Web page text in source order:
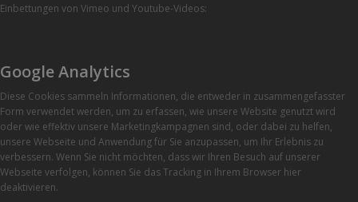
Einbettungen von Vimeo und Youtube-Videos:
Google Analytics
Diese Cookies sammeln Informationen, die entweder in zusammengefasster
Form verwendet werden, um zu erfassen, wie unsere Website genutzt wird
oder wie effektiv unsere Marketingkampagnen sind, oder dabei zu helfen,
unsere Webseite und Anwendung für Sie anzupassen, um Ihr Erlebnis zu
verbessern. Wenn Sie nicht möchten, dass wir Ihren Besuch auf unserer
Webseite verfolgen, können Sie das Tracking in Ihrem Browser hier
deaktivieren.